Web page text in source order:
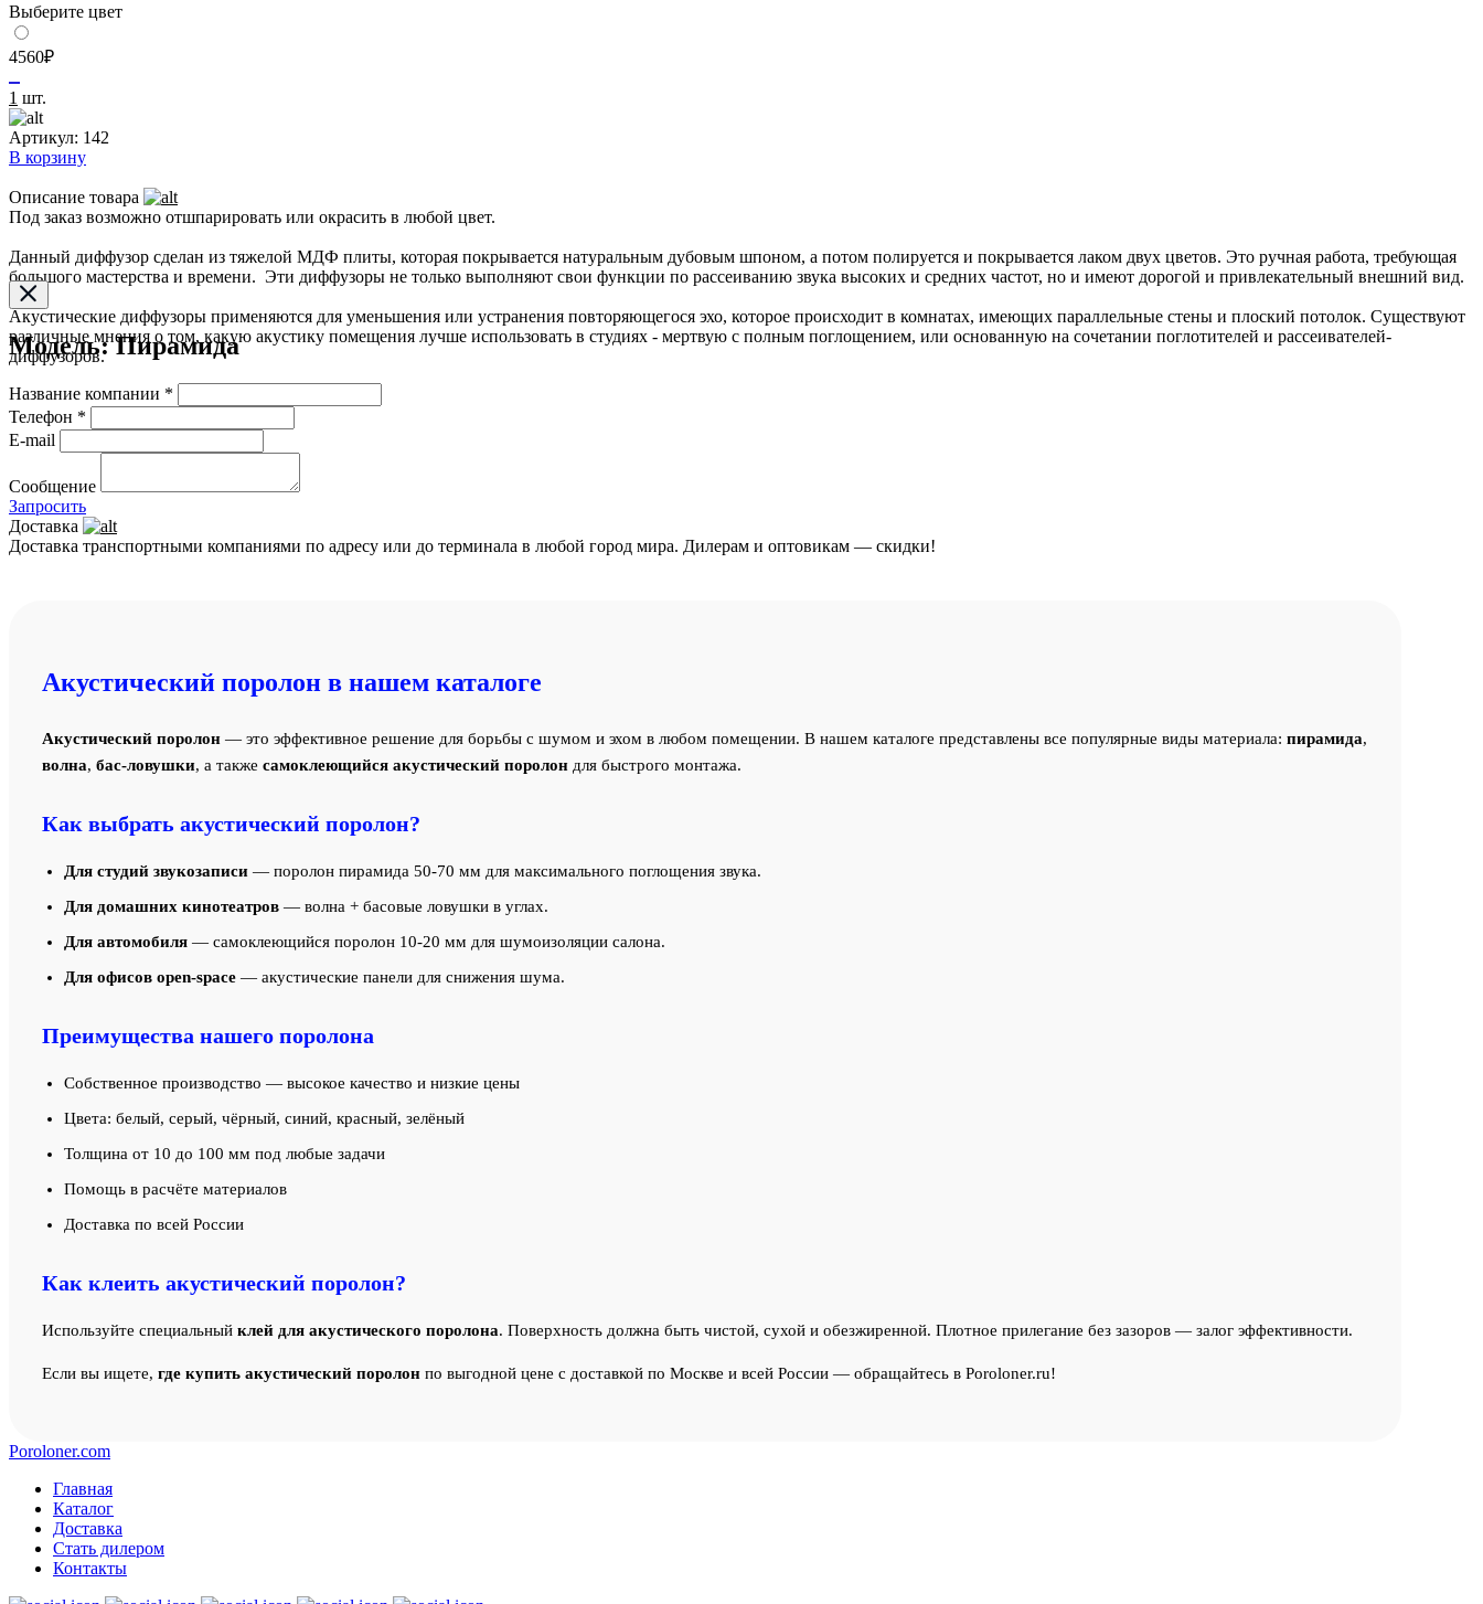
Выберите цвет
4560₽
1 шт.
Артикул: 142
В корзину
Описание товара
Под заказ возможно отшпарировать или окрасить в любой цвет.
Данный диффузор сделан из тяжелой МДФ плиты, которая покрывается натуральным дубовым шпоном, а потом полируется и покрывается лаком двух цветов. Это ручная работа, требующая
большого мастерства и времени. Эти диффузоры не только выполняют свои функции по рассеиванию звука высоких и средних частот, но и имеют дорогой и привлекательный внешний вид.
Акустические диффузоры применяются для уменьшения или устранения повторяющегося эхо, которое происходит в комнатах, имеющих параллельные стены и плоский потолок. Существуют
различные мнения о том, какую акустику помещения лучше использовать в студиях - мертвую с полным поглощением, или основанную на сочетании поглотителей и рассеивателей-
диффузоров.
Модель: Пирамида
Название компании *
Телефон *
E-mail
Сообщение
Запросить
Доставка
Доставка транспортными компаниями по адресу или до терминала в любой город мира. Дилерам и оптовикам — скидки!
Акустический поролон в нашем каталоге
Акустический поролон — это эффективное решение для борьбы с шумом и эхом в любом помещении. В нашем каталоге представлены все популярные виды материала: пирамида,
волна, бас-ловушки, а также самоклеющийся акустический поролон для быстрого монтажа.
Как выбрать акустический поролон?
Для студий звукозаписи — поролон пирамида 50-70 мм для максимального поглощения звука.
Для домашних кинотеатров — волна + басовые ловушки в углах.
Для автомобиля — самоклеющийся поролон 10-20 мм для шумоизоляции салона.
Для офисов open-space — акустические панели для снижения шума.
Преимущества нашего поролона
Собственное производство — высокое качество и низкие цены
Цвета: белый, серый, чёрный, синий, красный, зелёный
Толщина от 10 до 100 мм под любые задачи
Помощь в расчёте материалов
Доставка по всей России
Как клеить акустический поролон?
Используйте специальный клей для акустического поролона. Поверхность должна быть чистой, сухой и обезжиренной. Плотное прилегание без зазоров — залог эффективности.
Если вы ищете, где купить акустический поролон по выгодной цене с доставкой по Москве и всей России — обращайтесь в Poroloner.ru!
Poroloner.com
Главная
Каталог
Доставка
Стать дилером
Контакты